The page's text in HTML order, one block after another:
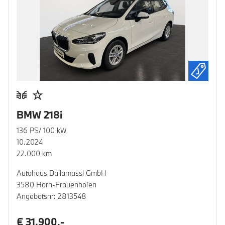
BMW 218i
136 PS/ 100 kW
10.2024
22.000 km
Autohaus Dallamassl GmbH
3580 Horn-Frauenhofen
Angebotsnr: 2813548
€ 31.900,-